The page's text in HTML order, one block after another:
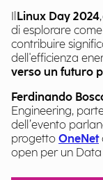
IlLinux Day 2024
di esplorare
contribuire
dell'efficienza
verso un futuro
Ferdinando
Engineering​,
dell’evento
progetto OneNet
open per un Data